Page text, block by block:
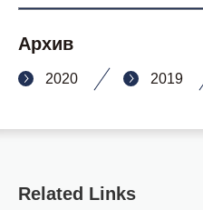
Архив
2020 2019
Related Links